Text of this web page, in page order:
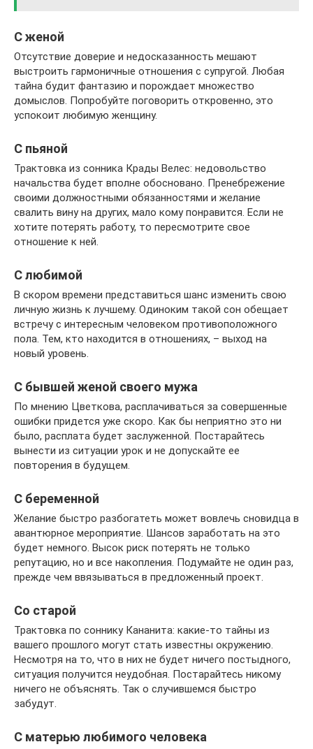
С женой
Отсутствие доверие и недосказанность мешают
выстроить гармоничные отношения с супругой. Любая
тайна будит фантазию и порождает множество
домыслов. Попробуйте поговорить откровенно, это
успокоит любимую женщину.
С пьяной
Трактовка из сонника Крады Велес: недовольство
начальства будет вполне обосновано. Пренебрежение
своими должностными обязанностями и желание
свалить вину на других, мало кому понравится. Если не
хотите потерять работу, то пересмотрите свое
отношение к ней.
С любимой
В скором времени представиться шанс изменить свою
личную жизнь к лучшему. Одиноким такой сон обещает
встречу с интересным человеком противоположного
пола. Тем, кто находится в отношениях, – выход на
новый уровень.
С бывшей женой своего мужа
По мнению Цветкова, расплачиваться за совершенные
ошибки придется уже скоро. Как бы неприятно это ни
было, расплата будет заслуженной. Постарайтесь
вынести из ситуации урок и не допускайте ее
повторения в будущем.
С беременной
Желание быстро разбогатеть может вовлечь сновидца в
авантюрное мероприятие. Шансов заработать на это
будет немного. Высок риск потерять не только
репутацию, но и все накопления. Подумайте не один раз,
прежде чем ввязываться в предложенный проект.
Со старой
Трактовка по соннику Кананита: какие-то тайны из
вашего прошлого могут стать известны окружению.
Несмотря на то, что в них не будет ничего постыдного,
ситуация получится неудобная. Постарайтесь никому
ничего не объяснять. Так о случившемся быстро
забудут.
С матерью любимого человека